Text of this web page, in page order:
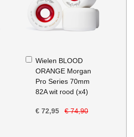
Wielen BLOOD
ORANGE Morgan
Pro Series 70mm
82A wit rood (x4)
€ 72,95 € 74,90
In
Winkelwagen